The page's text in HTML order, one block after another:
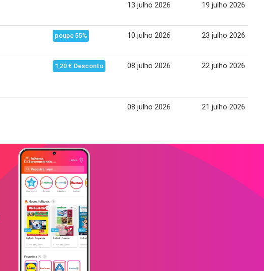
13 julho 2026 19 julho 2026
poupe 55% 10 julho 2026 23 julho 2026
1,20 € Desconto 08 julho 2026 22 julho 2026
08 julho 2026 21 julho 2026